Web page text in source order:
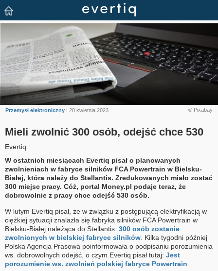
© Pixabay
Przemysł elektroniczny | 28 kwietnia 2023
Mieli zwolnić 300 osób, odejść chce 530
Evertiq
W ostatnich miesiącach Evertiq pisał o planowanych
zwolnieniach w fabryce silników FCA Powertrain w Bielsku-
Białej, która należy do Stellantis. Zredukowanych miało zostać
300 miejsc pracy. Cóż, portal Money.pl podaje teraz, że
dobrowolnie z pracy chce odejść 530 osób.
W lutym Evertiq pisał, że w związku z postępującą elektryfikacją w
ciężkiej sytuacji znalazła się fabryka silników FCA Powertrain w
Bielsku-Białej należąca do Stellantis: 300 osób zostanie
zwolnionych w bielskiej fabryce silników . Kilka tygodni później
Polska Agencja Prasowa poinformowała o podpisaniu porozumienia
ws. dobrowolnych odejść, o czym Evertiq pisał tutaj: Jest
porozumienie ws. zwolnień polskiej fabryce Powertrain